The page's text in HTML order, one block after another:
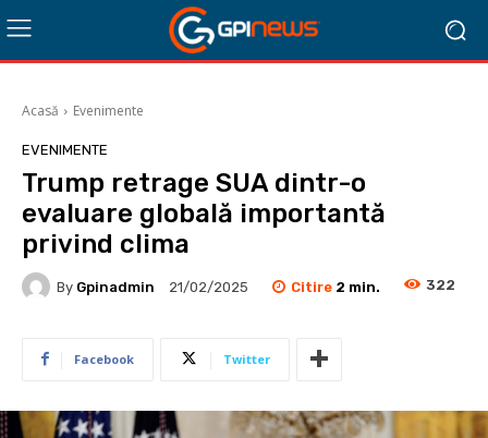
Acasă Evenimente
EVENIMENTE
Trump retrage SUA dintr-o
evaluare globală importantă
privind clima
By Gpinadmin 21/02/2025 Citire 2 min. 322
Facebook Twitter